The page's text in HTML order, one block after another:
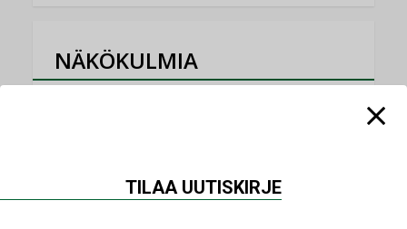
NÄKÖKULMIA
Sähköistäminen säästää euroja
TILAA UUTISKIRJE